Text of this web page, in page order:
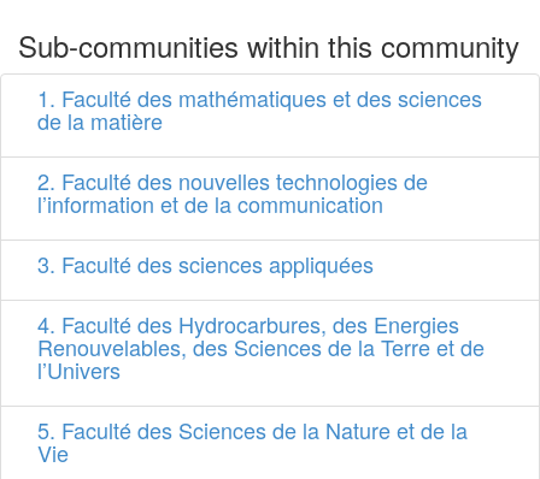
Sub-communities within this community
1. Faculté des mathématiques et des sciences
de la matière
2. Faculté des nouvelles technologies de
l’information et de la communication
3. Faculté des sciences appliquées
4. Faculté des Hydrocarbures, des Energies
Renouvelables, des Sciences de la Terre et de
l’Univers
5. Faculté des Sciences de la Nature et de la
Vie